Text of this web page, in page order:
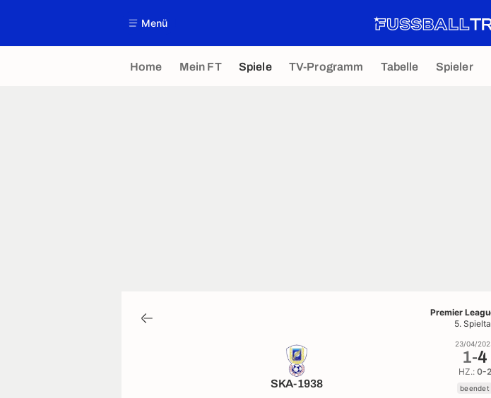
Menü
Home Mein FT Spiele TV-Programm Tabelle Spieler
Premier
5.
SKA-1938
23/04/
1-4
HZ.: 0-2
beendet